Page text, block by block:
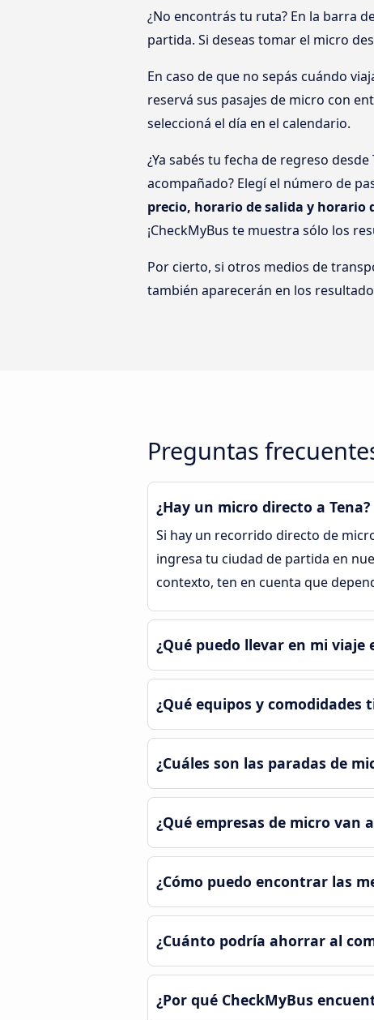
¿No encontrás tu ruta? En la barra
partida. Si deseas tomar el micro
En caso de que no sepás cuándo
reservá sus pasajes de micro con
seleccioná el día en el calendario.
¿Ya sabés tu fecha de regreso
acompañado? Elegí el número de
precio, horario de salida y horario
¡CheckMyBus te muestra sólo los
Por cierto, si otros medios de
también aparecerán en los
Preguntas
¿Hay un micro directo a Tena?
Si hay un recorrido directo de
ingresa tu ciudad de partida en
contexto, ten en cuenta que
¿Qué puedo llevar en mi viaje
¿Qué equipos y comodidades
¿Cuáles son las paradas de
¿Qué empresas de micro van
¿Cómo puedo encontrar las
¿Cuánto podría ahorrar al
¿Por qué CheckMyBus